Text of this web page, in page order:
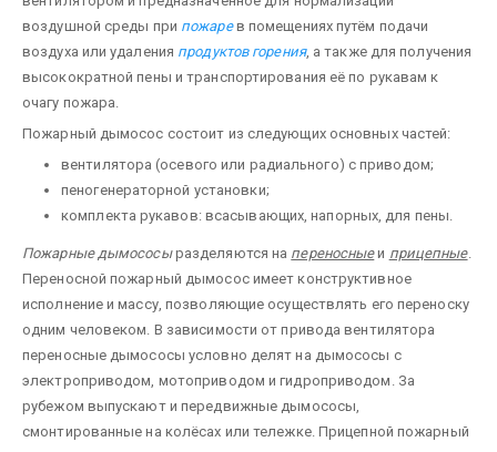
воздушной среды при пожарев помещениях путём подачи
воздуха или удаления продуктов горения, а также для получения
высокократной пены и транспортирования её по рукавам к
очагу пожара.
Пожарный дымосос состоит из следующих основных частей:
вентилятора (осевого или радиального) с приводом;
пеногенераторной установки;
комплекта рукавов: всасывающих, напорных, для пены.
Пожарные дымососыразделяются на переносныеи прицепные.
Переносной пожарный дымосос имеет конструктивное
исполнение и массу, позволяющие осуществлять его переноску
одним человеком. В зависимости от привода вентилятора
переносные дымососы условно делят на дымососы с
электроприводом, мотоприводом и гидроприводом. За
рубежом выпускают и передвижные дымососы,
смонтированные на колёсах или тележке. Прицепной пожарный